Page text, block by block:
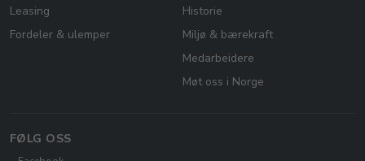
Leasing
Fordeler & ulemper
Historie
Miljø & bærekraft
Medarbeidere
Møt oss i Norge
FØLG OSS